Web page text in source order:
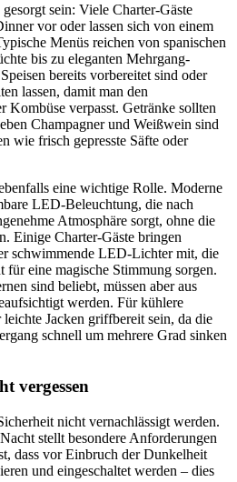
sein: Viele Charter-Gäste
vor oder lassen sich von einem
Menüs reichen von spanischen
bis zu eleganten Mehrgang-
bereits vorbereitet sind oder
lassen, damit man den
Kombüse verpasst. Getränke sollten
Champagner und Weißwein sind
wie frisch gepresste Säfte oder
eine wichtige Rolle. Moderne
LED-Beleuchtung, die nach
Atmosphäre sorgt, ohne die
Einige Charter-Gäste bringen
schwimmende LED-Lichter mit, die
für eine magische Stimmung sorgen.
sind beliebt, müssen aber aus
werden. Für kühlere
Jacken griffbereit sein, da die
schnell um mehrere Grad sinken
vergessen
nicht vernachlässigt werden.
stellt besondere Anforderungen
dass vor Einbruch der Dunkelheit
und eingeschaltet werden – dies